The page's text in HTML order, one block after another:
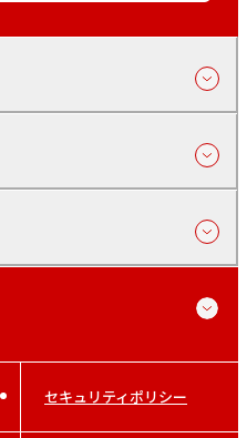
セキュリティポリシー